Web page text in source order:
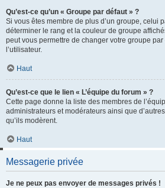
Qu’est-ce qu’un « Groupe par défaut » ?
Si vous êtes membre de plus d’un groupe, celui
déterminer le rang et la couleur de groupe
peut vous permettre de changer votre groupe
l’utilisateur.
Haut
Qu’est-ce que le lien « L’équipe du forum » ?
Cette page donne la liste des membres de
administrateurs et modérateurs ainsi que
qu’ils modèrent.
Haut
Messagerie privée
Je ne peux pas envoyer de messages privés !